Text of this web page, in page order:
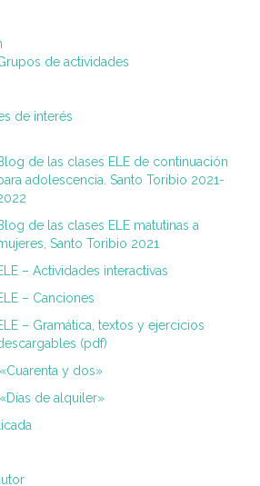
de actividades
de interés
de las clases ELE de continuación
adolescencia. Santo Toribio 2021-
de las clases ELE matutinas a
Santo Toribio 2021
– Actividades interactivas
– Canciones
– Gramática, textos y ejercicios
(pdf)
y dos»
de alquiler»